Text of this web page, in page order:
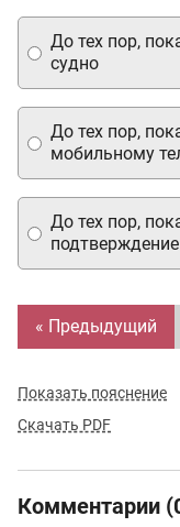
До тех пор,
судно
До тех пор,
мобильному
До тех пор,
« Предыдущий
Показать пояснение
Скачать PDF
Комментарии